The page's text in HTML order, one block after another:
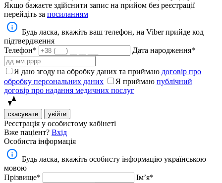
Якщо бажаєте здійснити запис на прийом без реєстрації
перейдіть за посиланням
Будь ласка, вкажіть ваш телефон, на Viber прийде код
підтвердження
Телефон*
Дата народження*
Я даю згоду на обробку даних та приймаю договір про
обробку персональних даних
Я приймаю публічний
договір про надання медичних послуг
скасувати увійти
Реєстрація у особистому кабінеті
Вже паціент? Вхід
Особиста інформація
Будь ласка, вкажіть особисту інформацію українською
мовою
Прізвище*
Імʼя*